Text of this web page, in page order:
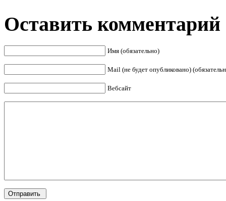
Оставить комментарий
Имя (обязательно)
Mail (не будет опубликовано)
Вебсайт